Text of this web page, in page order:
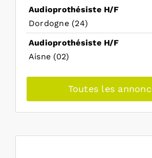
Audioprothésiste H/F
Dordogne (24)
Audioprothésiste H/F
Aisne (02)
Toutes les